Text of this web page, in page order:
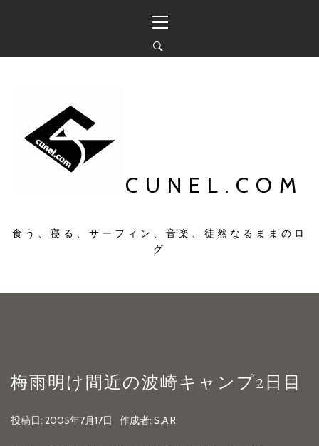
ン
イ
ン
メ
CUNEL.COM
食う、寝る、サーフィン、音楽、徒然なるままのロ
グ
梅雨明け間近の波崎キャンプ2日目
投稿日: 2005年7月17日 作成者: S.A.R